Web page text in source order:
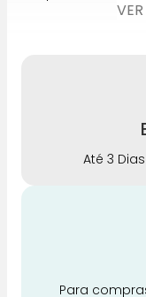
Até 3
Para